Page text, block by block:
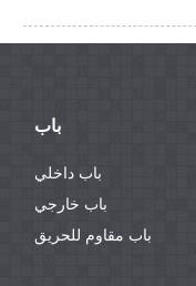
باب
باب داخلي
باب خارجي
باب مقاوم للحريق